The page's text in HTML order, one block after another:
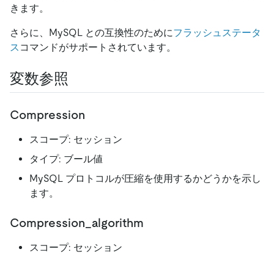
きます。
さらに、MySQL との互換性のためにフラッシュステータ
ス コマンドがサポートされています。
変数参照
Compression
スコープ: セッション
タイプ: ブール値
MySQL プロトコルが圧縮を使用するかどうかを示し
ます。
Compression_algorithm
スコープ: セッション